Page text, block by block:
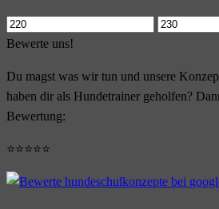
Min.
Preis
Max.
Bewerte uns!
Du magst was wir tun und unsere
haben dir als Hundetrainer geholfen?
Bewertung:
⭐⭐⭐⭐⭐